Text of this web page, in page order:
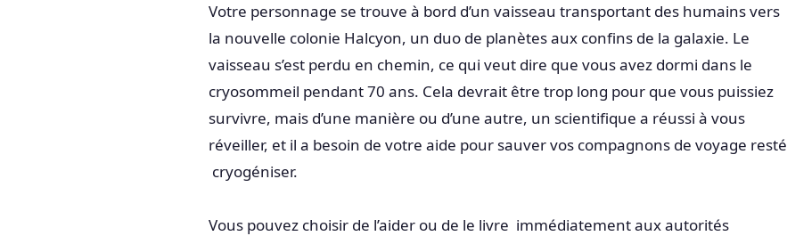
Votre personnage se trouve à bord d’un vaisseau transportant des humains vers
la nouvelle colonie Halcyon, un duo de planètes aux confins de la galaxie. Le
vaisseau s’est perdu en chemin, ce qui veut dire que vous avez dormi dans le
cryosommeil pendant 70 ans. Cela devrait être trop long pour que vous puissiez
survivre, mais d’une manière ou d’une autre, un scientifique a réussi à vous
réveiller, et il a besoin de votre aide pour sauver vos compagnons de voyage resté
cryogéniser.
Vous pouvez choisir de l’aider ou de le livre immédiatement aux autorités